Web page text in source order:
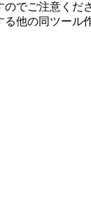
でご注意くださ
他の同ツール